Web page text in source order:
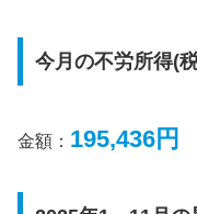
今月の不労所得(
金額： 195,436円